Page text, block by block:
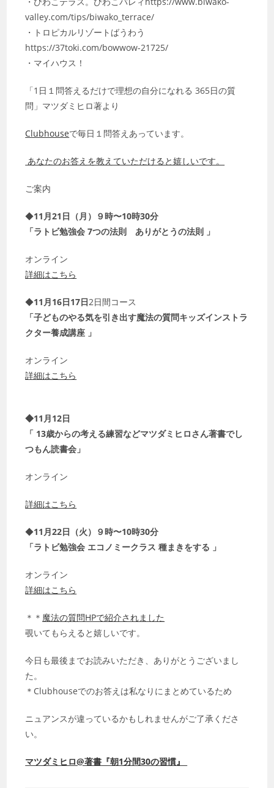
valley.com/tips/biwako_terrace/
・トロピカルリゾートばうわう
https://37toki.com/bowwow-21725/
・マイハウス！
「1日１問答えるだけで理想の自分になれる 365日の質
問」マツダミヒロ著より
Clubhouseで毎日１問答えあっています。
あなたのお答えを教えていただけると嬉しいです。
ご案内
◆11月21日（月）９時〜10時30分
「ラトビ勉強会 7つの法則 ありがとうの法則 」
オンライン
詳細はこちら
◆11月16日17日2日間コース
「子どものやる気を引き出す魔法の質問キッズインストラ
クター養成講座 」
オンライン
詳細はこちら
◆11月12日
「 13歳からの考える練習などマツダミヒロさん著書でし
つもん読書会」
オンライン
詳細はこちら
◆11月22日（火）９時〜10時30分
「ラトビ勉強会 エコノミークラス 種まきをする 」
オンライン
詳細はこちら
＊＊ 魔法の質問HPで紹介されました
覗いてもらえると嬉しいです。
今日も最後までお読みいただき、ありがとうございまし
た。
＊Clubhouseでのお答えは私なりにまとめているため
ニュアンスが違っているかもしれませんがご了承くださ
い。
マツダミヒロ@著書『朝1分間30の習慣』